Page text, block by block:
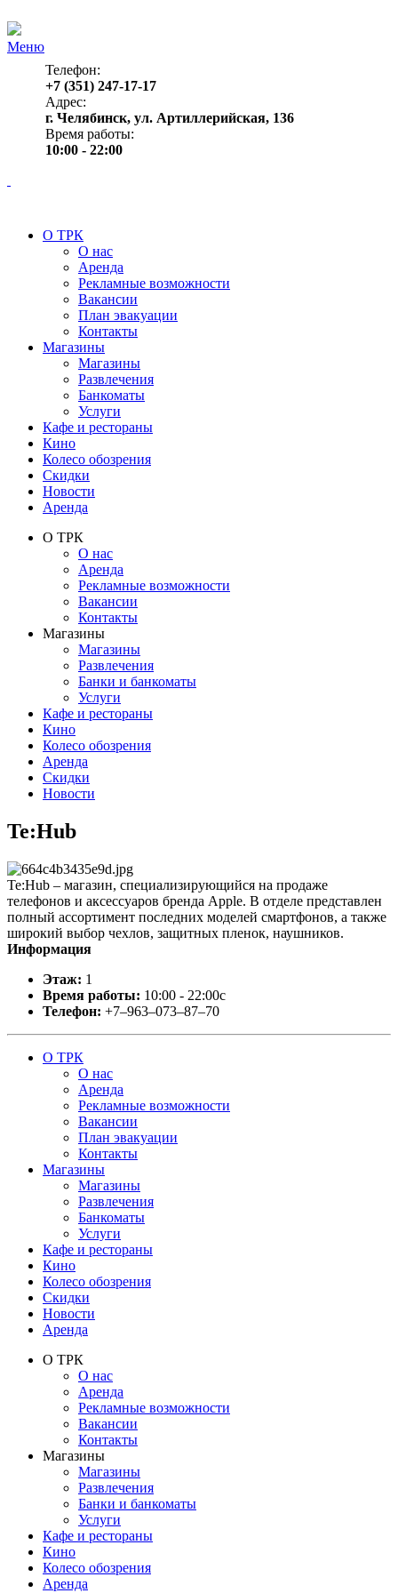
Меню
Телефон:
+7 (351) 247-17-17
Адрес:
г. Челябинск, ул. Артиллерийская, 136
Время работы:
10:00 - 22:00
О ТРК
О нас
Аренда
Рекламные возможности
Вакансии
План эвакуации
Контакты
Магазины
Магазины
Развлечения
Банкоматы
Услуги
Кафе и рестораны
Кино
Колесо обозрения
Скидки
Новости
Аренда
О ТРК
О нас
Аренда
Рекламные возможности
Вакансии
Контакты
Магазины
Магазины
Развлечения
Банки и банкоматы
Услуги
Кафе и рестораны
Кино
Колесо обозрения
Аренда
Скидки
Новости
Te:Hub
Te:Hub – магазин, специализирующийся на продаже
телефонов и аксессуаров бренда Apple. В отделе представлен
полный ассортимент последних моделей смартфонов, а также
широкий выбор чехлов, защитных пленок, наушников.
Информация
Этаж: 1
Время работы: 10:00 - 22:00c
Телефон: +7‒963‒073‒87‒70
О ТРК
О нас
Аренда
Рекламные возможности
Вакансии
План эвакуации
Контакты
Магазины
Магазины
Развлечения
Банкоматы
Услуги
Кафе и рестораны
Кино
Колесо обозрения
Скидки
Новости
Аренда
О ТРК
О нас
Аренда
Рекламные возможности
Вакансии
Контакты
Магазины
Магазины
Развлечения
Банки и банкоматы
Услуги
Кафе и рестораны
Кино
Колесо обозрения
Аренда